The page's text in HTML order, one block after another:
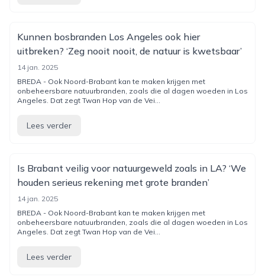
Kunnen bosbranden Los Angeles ook hier
uitbreken? ‘Zeg nooit nooit, de natuur is kwetsbaar’
14 jan. 2025
BREDA - Ook Noord-Brabant kan te maken krijgen met
onbeheersbare natuurbranden, zoals die al dagen woeden in Los
Angeles. Dat zegt Twan Hop van de Vei...
Lees verder
Is Brabant veilig voor natuurgeweld zoals in LA? ‘We
houden serieus rekening met grote branden’
14 jan. 2025
BREDA - Ook Noord-Brabant kan te maken krijgen met
onbeheersbare natuurbranden, zoals die al dagen woeden in Los
Angeles. Dat zegt Twan Hop van de Vei...
Lees verder